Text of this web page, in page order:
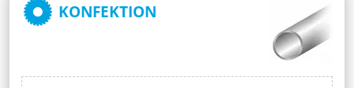
KONFEKTION